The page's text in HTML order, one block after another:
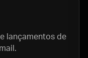
lançamentos de